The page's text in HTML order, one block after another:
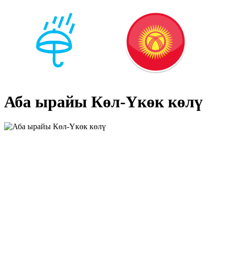
Аба ырайы Көл-Үкөк көлү